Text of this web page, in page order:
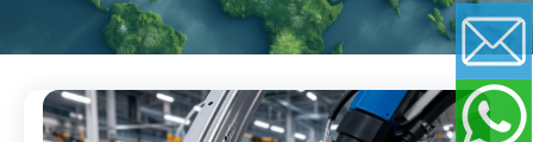
Email